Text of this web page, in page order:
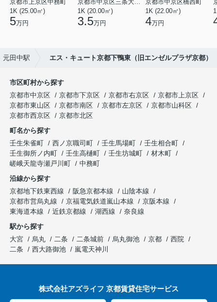
京都市上京区中務町
1K (25.00㎡)
5万円
京都市中京区三条大宮町
1K (20.00㎡)
3.5万円
京都市中京区橋西町
1K (22.00㎡)
4万円
元田中駅 エス・キュート京都下鴨東（旧エンゼルプラザ京都）
市区町村から探す
京都市中京区
京都市下京区 京都市右京区
京都市上京区
京都市東山区
京都市南区 京都市左京区
京都市山科区
京都市西京区
京都市北区
町名から探す
壬生朱雀町
西ノ京職司町 壬生馬場町
壬生相合町
壬生御所ノ内町
壬生高樋町 壬生坊城町
材木町
嵯峨天龍寺瀬戸川町
中務町
沿線から探す
京都地下鉄東西線
阪急京都本線
山陰本線
京都市営烏丸線
京福電気鉄道嵐山本線
京阪本線
東海道本線
近鉄京都線 湖西線
奈良線
駅から探す
大宮
烏丸 二条 二条城前 烏丸御池 京都
西院
二条
西大路御池 嵐電天神川
株式会社アズライフ 京都賃貸住宅サービス